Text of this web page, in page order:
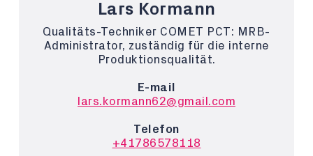
Lars Kormann
Qualitäts-Techniker COMET PCT: MRB-
Administrator, zuständig für die interne
Produktionsqualität.
E-mail
lars.kormann62@gmail.com
Telefon
+41786578118